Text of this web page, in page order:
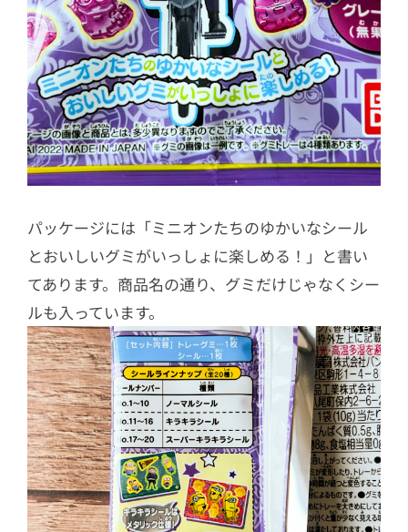
パッケージには「ミニオンたちのゆかいなシール
とおいしいグミがいっしょに楽しめる！」と書い
てあります。商品名の通り、グミだけじゃなくシー
ルも入っています。